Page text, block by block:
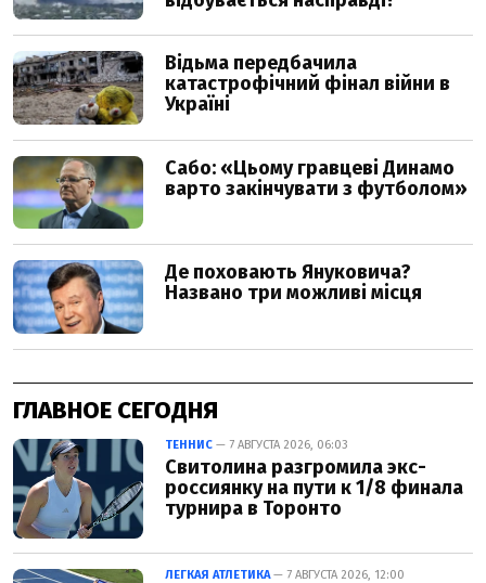
ГЛАВНОЕ СЕГОДНЯ
ТЕННИС — 7 АВГУСТА 2026, 06:03
Свитолина разгромила экс-
россиянку на пути к 1/8 финала
турнира в Торонто
ЛЕГКАЯ АТЛЕТИКА— 7 АВГУСТА 2026, 12:00